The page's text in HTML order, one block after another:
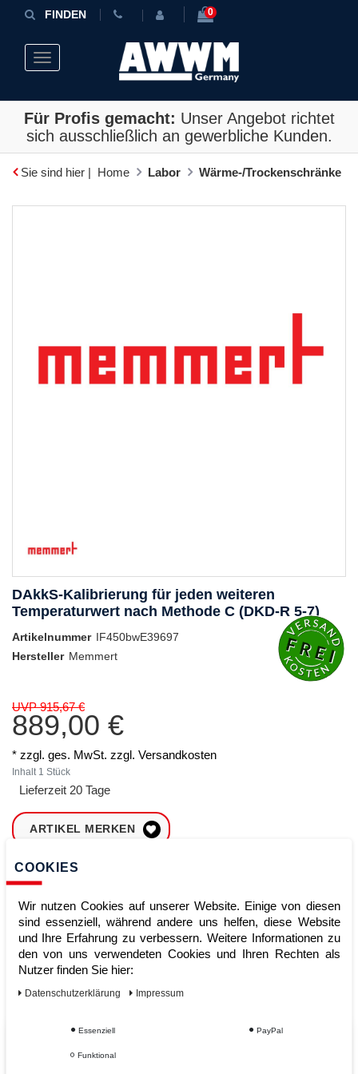
FINDEN 0
Toggle navigation
Für Profis gemacht: Unser Angebot richtet
sich ausschließlich an gewerbliche Kunden.
Sie sind hier | Home Labor Wärme-/Trockenschränke
DAkkS-Kalibrierung für jeden weiteren
Temperaturwert nach Methode C (DKD-R 5-7)
Artikelnummer IF450bwE39697
Hersteller Memmert
UVP 915,67 €
889,00 €
* zzgl. ges. MwSt. zzgl. Versandkosten
Inhalt 1 Stück
Lieferzeit 20 Tage
ARTIKEL MERKEN
ZUM WARENKORB
Sofort lieferbar
Kauf auf Rechnung
COOKIES
Wir nutzen Cookies auf unserer Website. Einige von diesen
sind essenziell, während andere uns helfen, diese Website
und Ihre Erfahrung zu verbessern. Weitere Informationen zu
den von uns verwendeten Cookies und Ihren Rechten als
Nutzer finden Sie hier:
Daten­schutz­erklärung Impressum
Essenziell PayPal
Funktional